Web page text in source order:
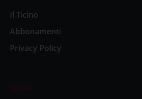
Il Ticino
Abbonamenti
Privacy Policy
Social